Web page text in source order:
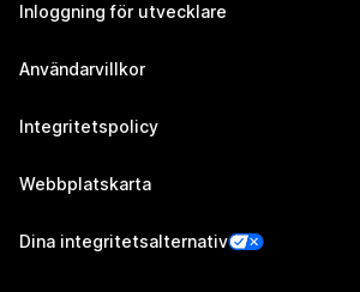
Inloggning för utvecklare
Användarvillkor
Integritetspolicy
Webbplatskarta
Dina integritetsalternativ